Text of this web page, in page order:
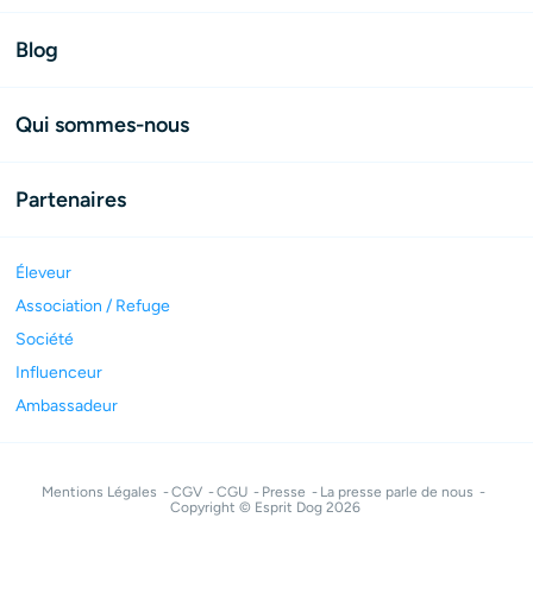
Blog
Qui sommes-nous
Partenaires
Éleveur
Association / Refuge
Société
Influenceur
Ambassadeur
Mentions Légales CGV CGU Presse
La presse parle de nous
Copyright © Esprit Dog 2026